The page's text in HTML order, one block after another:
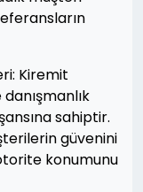
Kiremit
sahiptir.
güvenini
konumunu